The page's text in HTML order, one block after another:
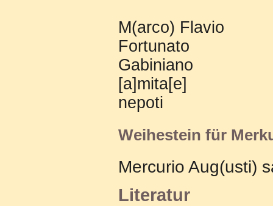
M(arco) Flavio
Fortunato
Gabiniano
[a]mita[e]
nepoti
Weihestein für
Mercurio Aug(usti)
Literatur